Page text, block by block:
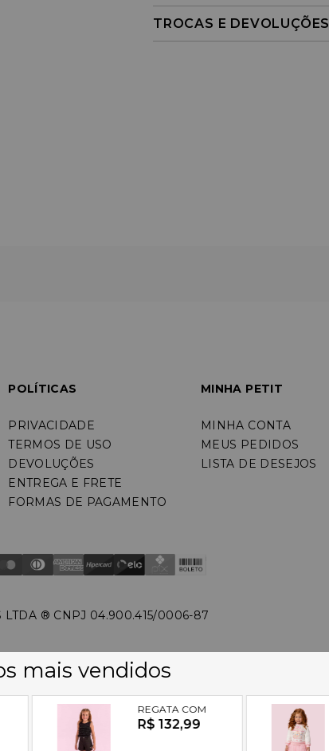
TROCAS E DEVOLUÇÕES
POLÍTICAS
PRIVACIDADE
TERMOS DE USO
DEVOLUÇÕES
ENTREGA E FRETE
FORMAS DE PAGAMENTO
MINHA PETIT
MINHA CONTA
MEUS PEDIDOS
LISTA DE DESEJOS
LTDA ®️ CNPJ 04.900.415/0006-87